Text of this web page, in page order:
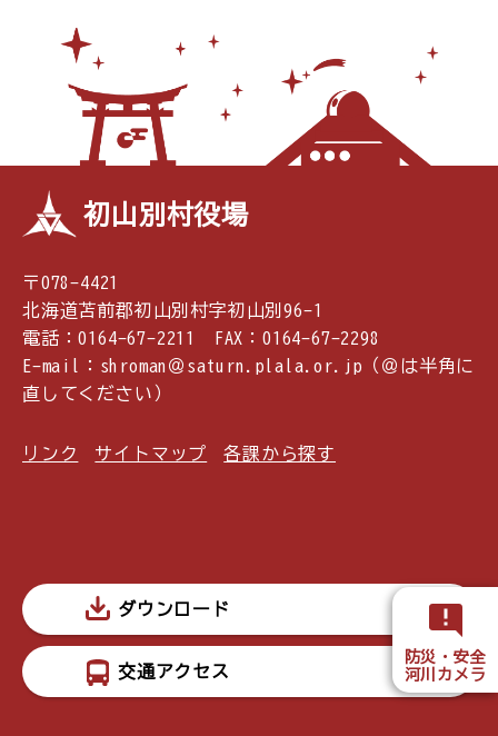
防災・安全
河川カメラ
初山別村役場
〒078-4421
北海道苫前郡初山別村字初山別96-1
電話：0164-67-2211 FAX：0164-67-2298
E-mail：shroman＠saturn.plala.or.jp（＠は半角に
直してください）
リンク サイトマップ 各課から探す
ダウンロード
交通アクセス